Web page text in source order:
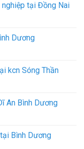
nghiệp tại Đồng Nai
Dương
kcn Sóng Thần
An Bình Dương
Bình Dương